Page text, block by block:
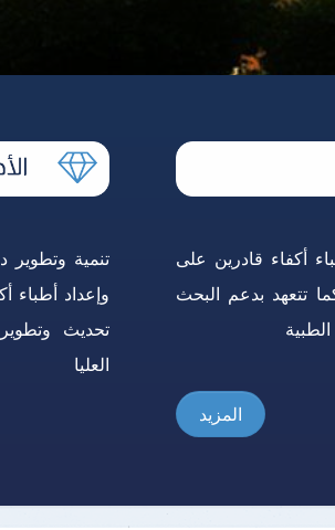
الكبد والجهاز الهضمى والأمراض
أكفاء قادرين على
تتعهد بدعم البحث
المزيد
تنمية وتطوير
وإعداد أطباء
تحديث
العليا